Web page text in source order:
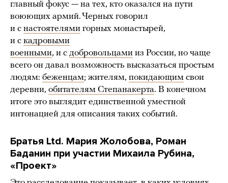
главный фокус — на тех, кто оказался на пути
воюющих армий. Черных говорил
и с настоятелями горных монастырей,
и с кадровыми
военными, и с добровольцами из России, но чаще
всего он давал возможность высказаться простым
людям: беженцам; жителям, покидающим свои
деревни, обитателям Степанакерта. В конечном
итоге это выглядит единственной уместной
интонацией для описания таких событий.
Братья Ltd. Мария Жолобова, Роман
Баданин при участии Михаила Рубина,
«Проект»